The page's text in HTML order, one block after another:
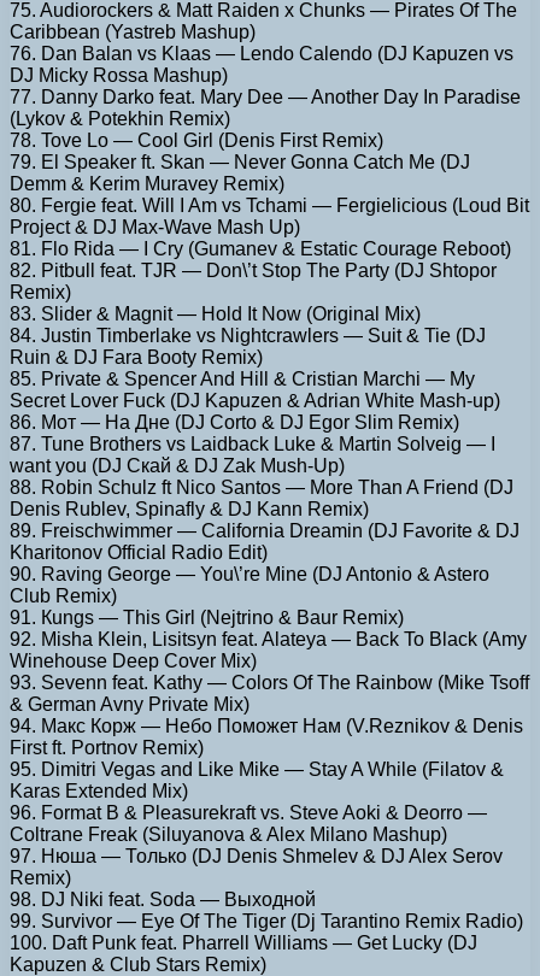
75. Audiorockers & Matt Raiden x Chunks — Pirates Of The
Caribbean (Yastreb Mashup)
76. Dan Balan vs Klaas — Lendo Calendo (DJ Kapuzen vs
DJ Micky Rossa Mashup)
77. Danny Darko feat. Mary Dee — Another Day In Paradise
(Lykov & Potekhin Remix)
78. Tove Lo — Cool Girl (Denis First Remix)
79. El Speaker ft. Skan — Never Gonna Catch Me (DJ
Demm & Kerim Muravey Remix)
80. Fergie feat. Will I Am vs Tchami — Fergielicious (Loud Bit
Project & DJ Max-Wave Mash Up)
81. Flo Rida — I Cry (Gumanev & Estatic Courage Reboot)
82. Pitbull feat. TJR — Don\’t Stop The Party (DJ Shtopor
Remix)
83. Slider & Magnit — Hold It Now (Original Mix)
84. Justin Timberlake vs Nightcrawlers — Suit & Tie (DJ
Ruin & DJ Fara Booty Remix)
85. Private & Spencer And Hill & Cristian Marchi — My
Secret Lover Fuck (DJ Kapuzen & Adrian White Mash-up)
86. Мот — На Дне (DJ Corto & DJ Egor Slim Remix)
87. Tune Brothers vs Laidback Luke & Martin Solveig — I
want you (DJ Скай & DJ Zak Mush-Up)
88. Robin Schulz ft Nico Santos — More Than A Friend (DJ
Denis Rublev, Spinafly & DJ Kann Remix)
89. Freischwimmer — California Dreamin (DJ Favorite & DJ
Kharitonov Official Radio Edit)
90. Raving George — You\’re Mine (DJ Antonio & Astero
Club Remix)
91. Кungs — Тhis Girl (Nejtrino & Baur Remix)
92. Misha Klein, Lisitsyn feat. Alateya — Back To Black (Amy
Winehouse Deep Cover Mix)
93. Sevenn feat. Kathy — Colors Of The Rainbow (Mike Tsoff
& German Avny Private Mix)
94. Макс Корж — Небо Поможет Нам (V.Reznikov & Denis
First ft. Portnov Remix)
95. Dimitri Vegas and Like Mike — Stay A While (Filatov &
Karas Extended Mix)
96. Format B & Pleasurekraft vs. Steve Aoki & Deorro —
Coltrane Freak (Siluyanova & Alex Milano Mashup)
97. Нюша — Только (DJ Denis Shmelev & DJ Alex Serov
Remix)
98. DJ Niki feat. Soda — Выходной
99. Survivor — Eye Of The Tiger (Dj Tarantino Remix Radio)
100. Daft Punk feat. Pharrell Williams — Get Lucky (DJ
Kapuzen & Club Stars Remix)